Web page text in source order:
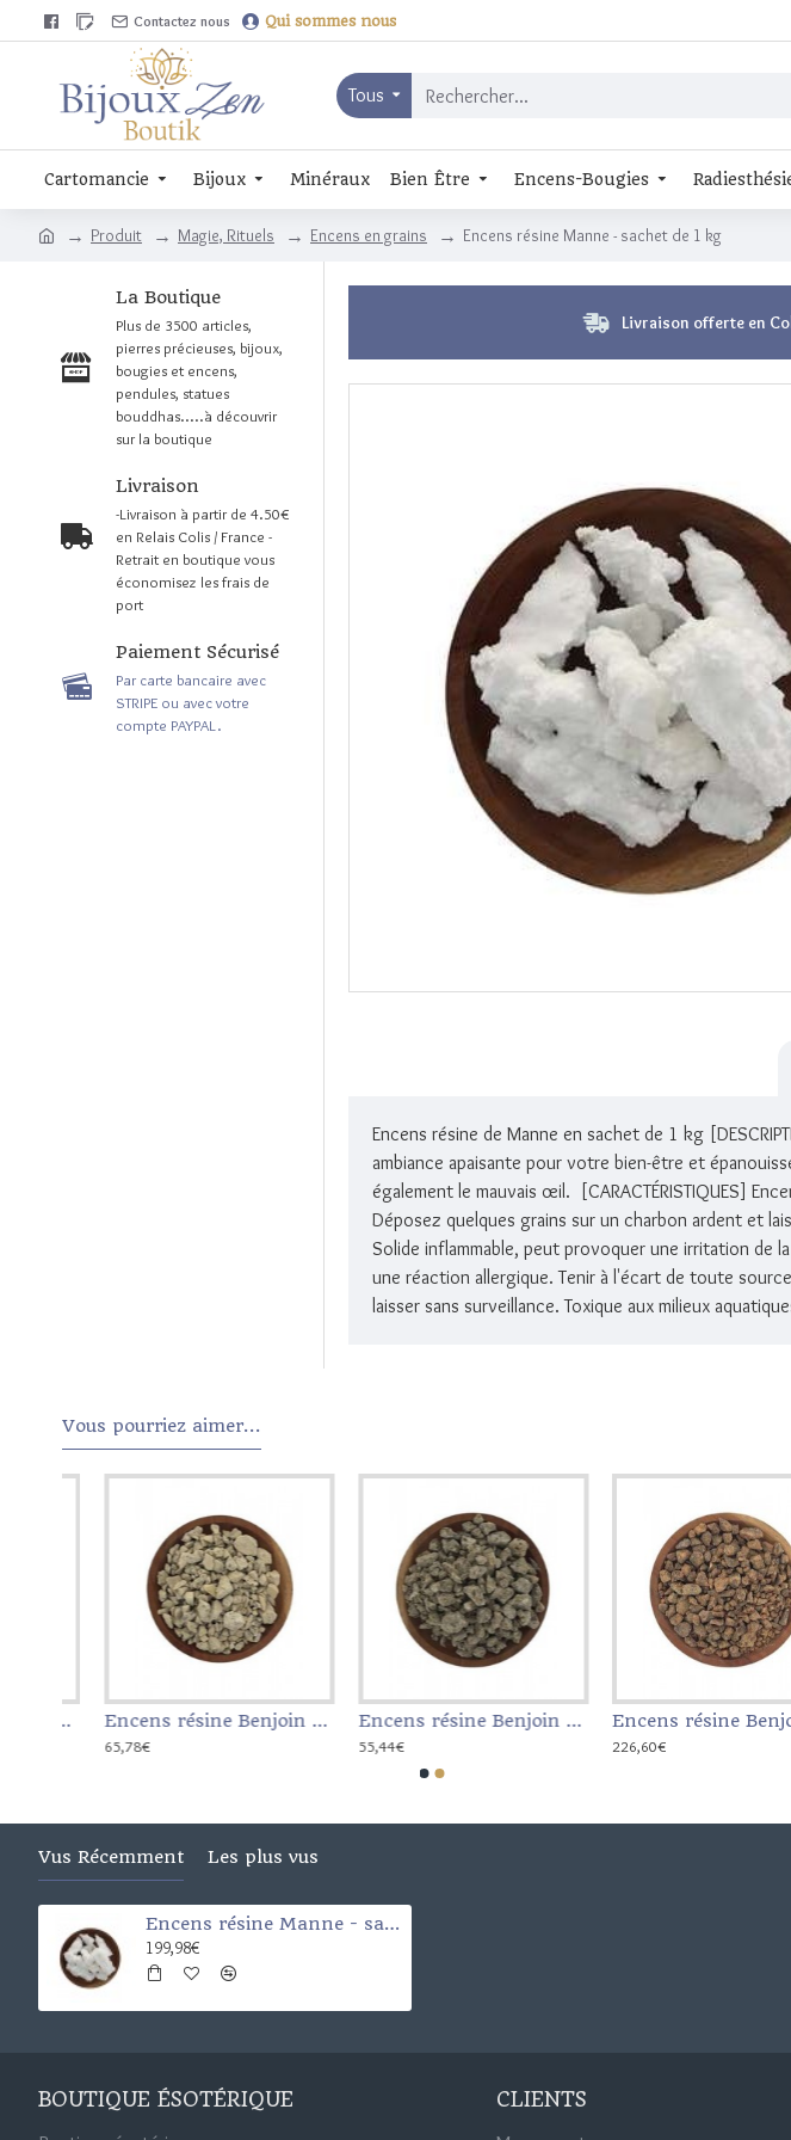
Contactez nous Qui sommes nous
Tous
Cartomancie Bijoux Minéraux Bien Être Encens-Bougies
Produit Magie, Rituels Encens en grains Encens résine Manne - sachet de 1 kg
La Boutique
Plus de 3500 articles,
pierres précieuses, bijoux,
bougies et encens,
pendules, statues
bouddhas.....à découvrir
sur la boutique
Livraison
-Livraison à partir de 4.50€
en Relais Colis / France -
Retrait en boutique vous
économisez les frais de
port
Paiement Sécurisé
Par carte bancaire avec
STRIPE ou avec votre
compte PAYPAL.
Livraison offerte en
Encens résine de Manne en sachet de 1 kg
ambiance apaisante pour votre bien-être et
également le mauvais œil. [CARACTÉRISTIQUES]
Déposez quelques grains sur un charbon ardent et
Solide inflammable, peut provoquer une irritation de
une réaction allergique. Tenir à l'écart de toute
laisser sans surveillance. Toxique aux milieux
Vous pourriez aimer...
Encens résine Benjoin Dragon Fly - sachet de 1 kg
55,44€
Encens résine Benjoin du Siam - sachet de 1 kg
226,60€
Encens résine
70,40€
Vus Récemment Les plus vus
Encens résine Manne - sachet de 1 kg
199,98€
BOUTIQUE ÉSOTÉRIQUE CLIENTS